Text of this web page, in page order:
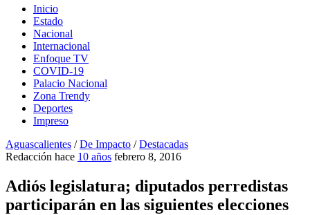
Inicio
Estado
Nacional
Internacional
Enfoque TV
COVID-19
Palacio Nacional
Zona Trendy
Deportes
Impreso
Aguascalientes /De Impacto /Destacadas
Redacción hace 10 años febrero 8, 2016
Adiós legislatura; diputados perredistas
participarán en las siguientes elecciones